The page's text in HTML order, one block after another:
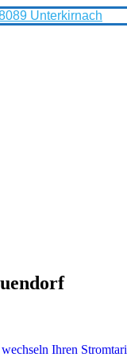
Unterkirnach